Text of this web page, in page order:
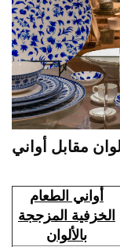
مقابل أواني
أواني الطعام
الخزفية المزججة
بالألوان